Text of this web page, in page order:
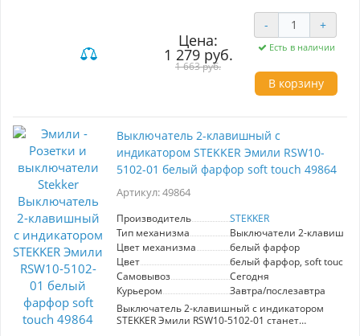
фарфор, soft touch, материал изделия
поликарбонат, латунь, сталь. Номинальное
напряжение 250 , номинальный ток 40А, 20
Цена:
1 279 руб.
1 663 руб.
- +
Есть в наличии
В корзину
Выключатель 2-клавишный c
индикатором STEKKER Эмили RSW10-
5102-01 белый фарфор soft touch 49864
Артикул: 49864
Производитель
STEKKER
Тип механизма
Выключатели 2-
Цвет механизма
белый фарфор
Цвет
белый фарфор, soft touch
Самовывоз
Сегодня
Курьером
Завтра/послезавтра
Выключатель 2-клавишный с индикатором
STEKKER Эмили RSW10-5102-01 станет